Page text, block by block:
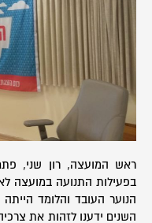
ראש המועצה, רון שני,
בפעילות התנועה במועצה
הנוער העובד והלומד
השנים ידענו לזהות את